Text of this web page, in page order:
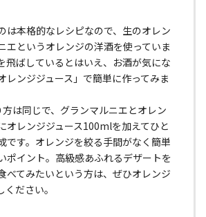
は本格的なレシピなので、生のオレン
エというオレンジの洋酒を使っていま
飛ばしているとはいえ、お酒が気にな
レンジジュース」で簡単に作ってみま
は同じで、グランマルニエとオレン
オレンジジュース100mlを加えてひと
です。オレンジを絞る手間がなく簡単
ポイント。高級感あふれるデザートを
べてみたいという方は、ぜひオレンジ
ださい。